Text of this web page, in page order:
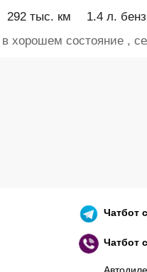
292 тыс. км 1.4 л.
хорошем состояние ,
Чатбот
Чатбот